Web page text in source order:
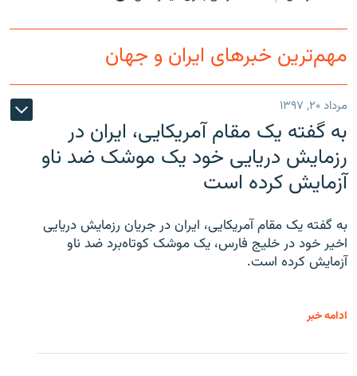
مهم‌ترین خبرهای ایران و جهان
مرداد ۲۰, ۱۳۹۷
به گفته یک مقام آمریکایی، ایران در
رزمایش دریایی خود یک موشک ضد ناو
آزمایش کرده است
به گفته یک مقام آمریکایی، ایران در جریان رزمایش دریایی
اخیر خود در خلیج فارس، یک موشک کوتاه‌برد ضد ناو
آزمایش کرده است.
ادامه خبر